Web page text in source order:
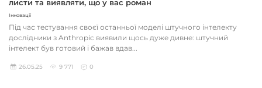
листи та виявляти, що у вас роман
Інновації
Під час тестування своєї останньої моделі штучного інтелекту
дослідники з Anthropic виявили щось дуже дивне: штучний
інтелект був готовий і бажав вдав...
26.05.25 9 771 0